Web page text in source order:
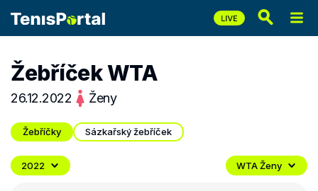
Žebříček WTA
26.12.2022 Ženy
Žebříčky Sázkařský žebříček
2022 WTA Ženy